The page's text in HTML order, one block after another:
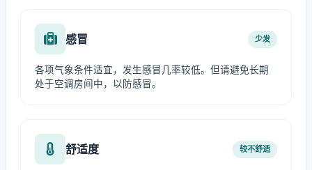
感冒 少发
各项气象条件适宜，发生感冒几率较低。但请避免长期
处于空调房间中，以防感冒。
舒适度 较不舒适